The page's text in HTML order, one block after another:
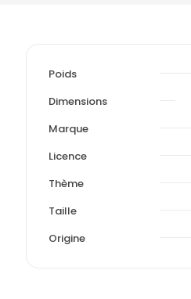
Poids
Dimensions
Marque
Licence
Thème
Taille
Origine